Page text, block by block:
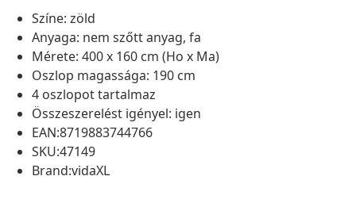
Színe: zöld
Anyaga: nem szőtt anyag, fa
Mérete: 400 x 160 cm (Ho x Ma)
Oszlop magassága: 190 cm
4 oszlopot tartalmaz
Összeszerelést igényel: igen
EAN:8719883744766
SKU:47149
Brand:vidaXL